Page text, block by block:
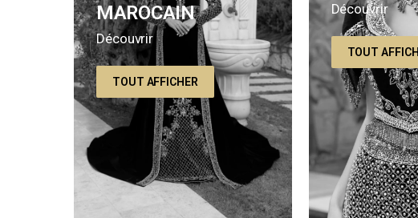
MAROCAIN
Découvrir
TOUT AFFICHER
Découvrir
TOUT